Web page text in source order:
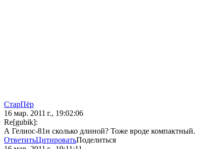
СтарПёр
16 мар. 2011 г., 19:02:06
Re[gubik]:
А Гелиос-81н сколько длиной? Тоже вроде компактный.
ОтветитьЦитироватьПоделиться